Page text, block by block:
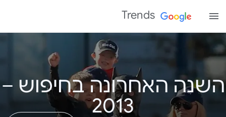
Trends
השנה האחרונה בחיפוש –